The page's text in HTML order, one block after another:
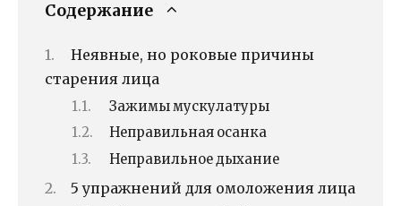
Содержание
Неявные, но роковые причины
старения лица
Зажимы мускулатуры
Неправильная осанка
Неправильное дыхание
5 упражнений для омоложения лица